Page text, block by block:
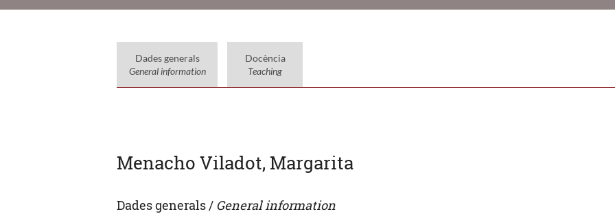
Dades generals
General information
Docència
Teaching
Menacho Viladot, Margarita
Dades generals / General information